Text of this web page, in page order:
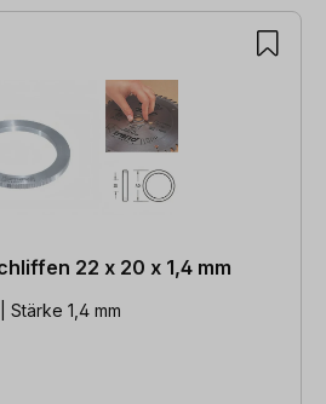
22 x 20 x 1,4 mm
Stärke 1,4 mm